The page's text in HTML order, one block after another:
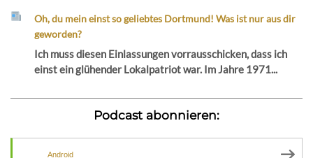
Oh, du mein einst so geliebtes Dortmund! Was ist nur aus dir
geworden?
Ich muss diesen Einlassungen vorrausschicken, dass ich
einst ein glühender Lokalpatriot war. Im Jahre 1971...
Podcast abonnieren:
Android